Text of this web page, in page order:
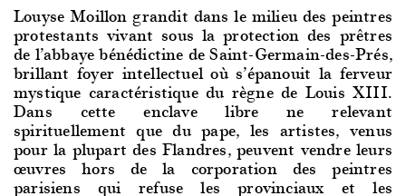
Louyse Moillon grandit dans le milieu des peintres
protestants vivant sous la protection des prêtres
de l’abbaye bénédictine de Saint-Germain-des-Prés,
brillant foyer intellectuel où s’épanouit la ferveur
mystique caractéristique du règne de Louis XIII.
Dans cette enclave libre ne relevant
spirituellement que du pape, les artistes, venus
pour la plupart des Flandres, peuvent vendre leurs
œuvres hors de la corporation des peintres
parisiens qui refuse les provinciaux et les